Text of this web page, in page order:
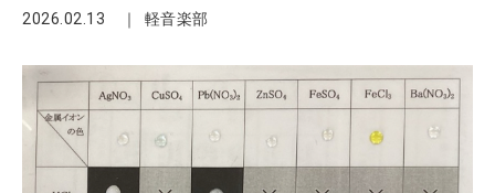
2026.02.13 軽音楽部